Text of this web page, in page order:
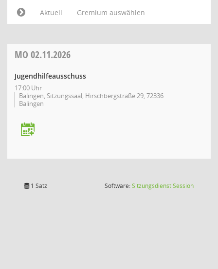
Aktuell
Gremium auswählen
MO 02.11.2026
Jugendhilfeausschuss
17:00 Uhr
Balingen, Sitzungssaal, Hirschbergstraße 29, 72336
Balingen
1 Satz Software:SitzungsdienstSession(Wird in